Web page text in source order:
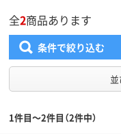
全2商品あります
条件で絞り込む
1件目～2件目（2件中）